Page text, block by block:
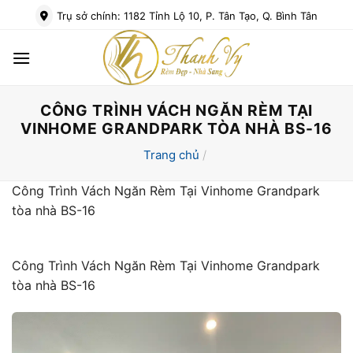
dung
Trụ sở chính: 1182 Tỉnh Lộ 10, P. Tân Tạo, Q. Bình Tân
CÔNG TRÌNH VÁCH NGĂN RÈM TẠI
VINHOME GRANDPARK TÒA NHÀ BS-16
Trang chủ /
Công Trình Vách Ngăn Rèm Tại Vinhome Grandpark
tòa nhà BS-16
Công Trình Vách Ngăn Rèm Tại Vinhome Grandpark
tòa nhà BS-16